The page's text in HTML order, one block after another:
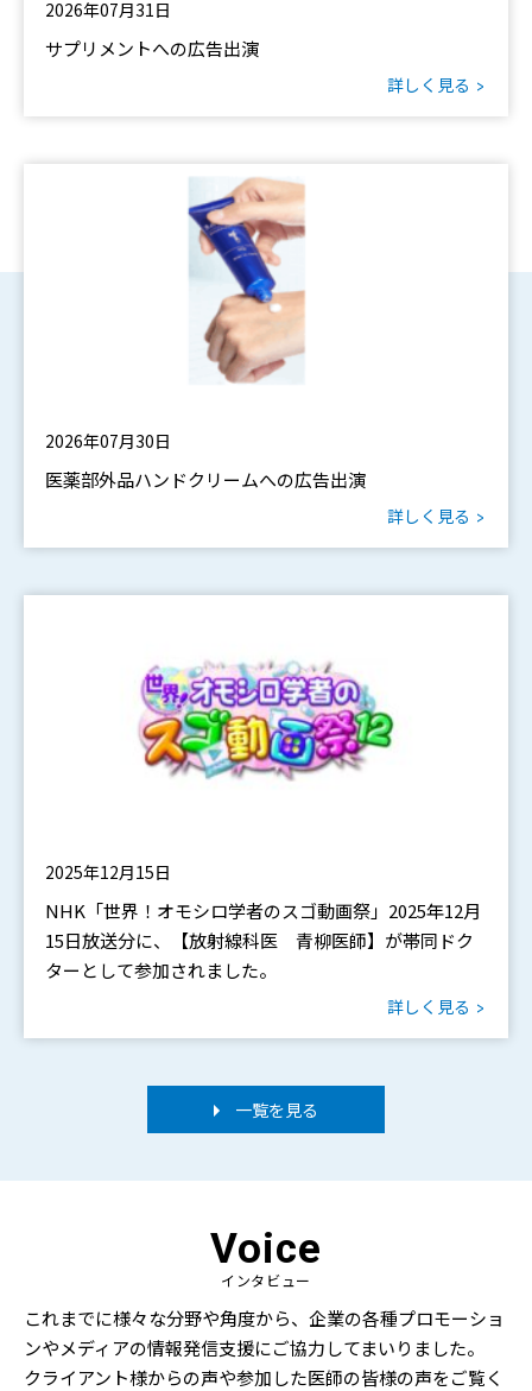
2026年07月31日
サプリメントへの広告出演
詳しく見る
2026年07月30日
医薬部外品ハンドクリームへの広告出演
詳しく見る
2025年12月15日
NHK「世界！オモシロ学者のスゴ動画祭」2025年12月
15日放送分に、【放射線科医 青柳医師】が帯同ドク
ターとして参加されました。
詳しく見る
一覧を見る
Voice
インタビュー
これまでに様々な分野や角度から、企業の各種プロモーショ
ンやメディアの情報発信支援にご協力してまいりました。
クライアント様からの声や参加した医師の皆様の声をご覧く